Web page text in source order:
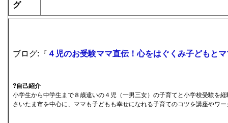
グ
ブログ:『 ４児のお受験ママ直伝！心をはぐくみ子どもと
?自己紹介
小学生から中学生まで８歳違いの４児（一男三女）の子育てと小学校受験を経
さいたま市を中心に、ママも子どもも幸せになれる子育てのコツを講座やワ